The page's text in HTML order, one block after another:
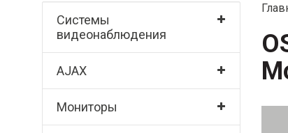
Системы
видеонаблюдения
AJAX
Мониторы